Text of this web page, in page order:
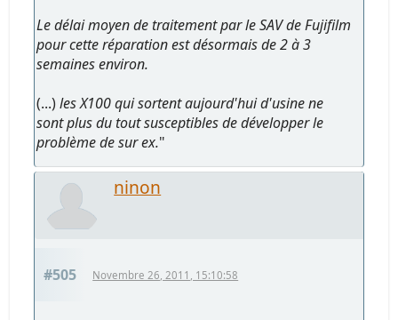
Le délai moyen de traitement par le SAV de Fujifilm
pour cette réparation est désormais de 2 à 3
semaines environ.
(...)les X100 qui sortent aujourd'hui d'usine ne
sont plus du tout susceptibles de développer le
problème de sur ex."
ninon
#505 Novembre 26, 2011, 15:10:58